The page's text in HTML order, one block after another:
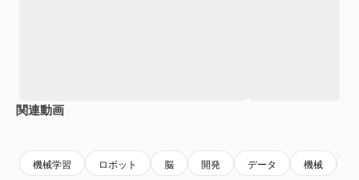
関連動画
機械学習 ロボット 脳 開発 データ 機械